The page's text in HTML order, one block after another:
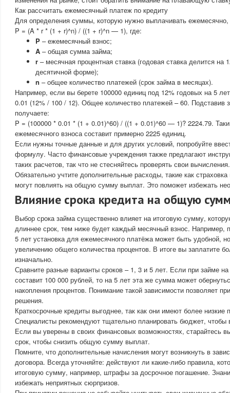
Как рассчитать ежемесячный платеж по кредиту
Для определения суммы, которую нужно выплачивать
P = (A * r * (1 + r)^n) / ((1 + r)^n — 1), где:
P – ежемесячный взнос;
A – общая сумма займа;
r – месячная процентная ставка (годовая ставка делится на
десятичной форме);
n – общее количество платежей (срок займа в месяцах).
Например, если вы берете 100000 единиц под 12% годовых на 5
0.01 (12% / 100 / 12). Общее количество платежей – 60. Подставив
получаете:
P = (100000 * 0.01 * (1 + 0.01)^60) / ((1 + 0.01)^60 — 1)? 2224.79.
ежемесячного взноса составит примерно 2225 единиц.
Если нужны точные данные и для других условий, попробуйте
формулу. Часто финансовые учреждения также предлагают
таких расчетов, так что не стесняйтесь проверять свои вычисления.
Обязательно учтите дополнительные расходы, такие как
могут повлиять на общую сумму выплат. Это поможет избежать
Влияние срока кредита на общую
Выбор срока займа существенно влияет на итоговую сумму,
длиннее срок, тем ниже будет каждый месячный взнос. Например,
5 лет установка для ежемесячного платёжа может быть удобной,
увеличению общего количества процентов. В итоге вы заплатите
изначально.
Сравните разные варианты сроков – 1, 3 и 5 лет. Если при займе
составит 100 000 рублей, то на 5 лет эта же сумма может
накопления процентов. Понимание такой зависимости позволяет
решения.
Краткосрочные кредиты выгоднее, так как они имеют более низкие
Специалисты рекомендуют тщательно планировать бюджет, чтобы
Если вы уверены в своих финансовых возможностях, старайтесь
срок, чтобы снизить общую сумму выплат.
Помните, что дополнительные начисления могут возникнуть в
договора. Всегда уточняйте: действуют ли какие-либо правила,
итоговую сумму, например, штрафы за досрочное погашение.
избежать неприятных сюрпризов.